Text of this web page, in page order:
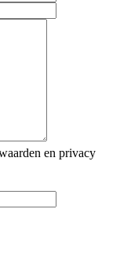
en privacy